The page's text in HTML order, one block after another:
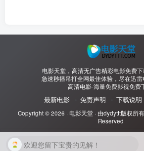
电影天堂，高清无广告精彩电影免费
急速秒播吊打全网最佳体验，尽在迅
高清电影-海量免费影视免费
最新电影 免责声明 下载说明
Copyright © 2026 · 电影天堂· 由dydyttt版权所
Reserved
欢迎您留下宝贵的见解！